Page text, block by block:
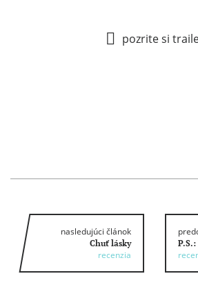
pozrite si
nasledujúci článok
Chuť lásky
recenzia